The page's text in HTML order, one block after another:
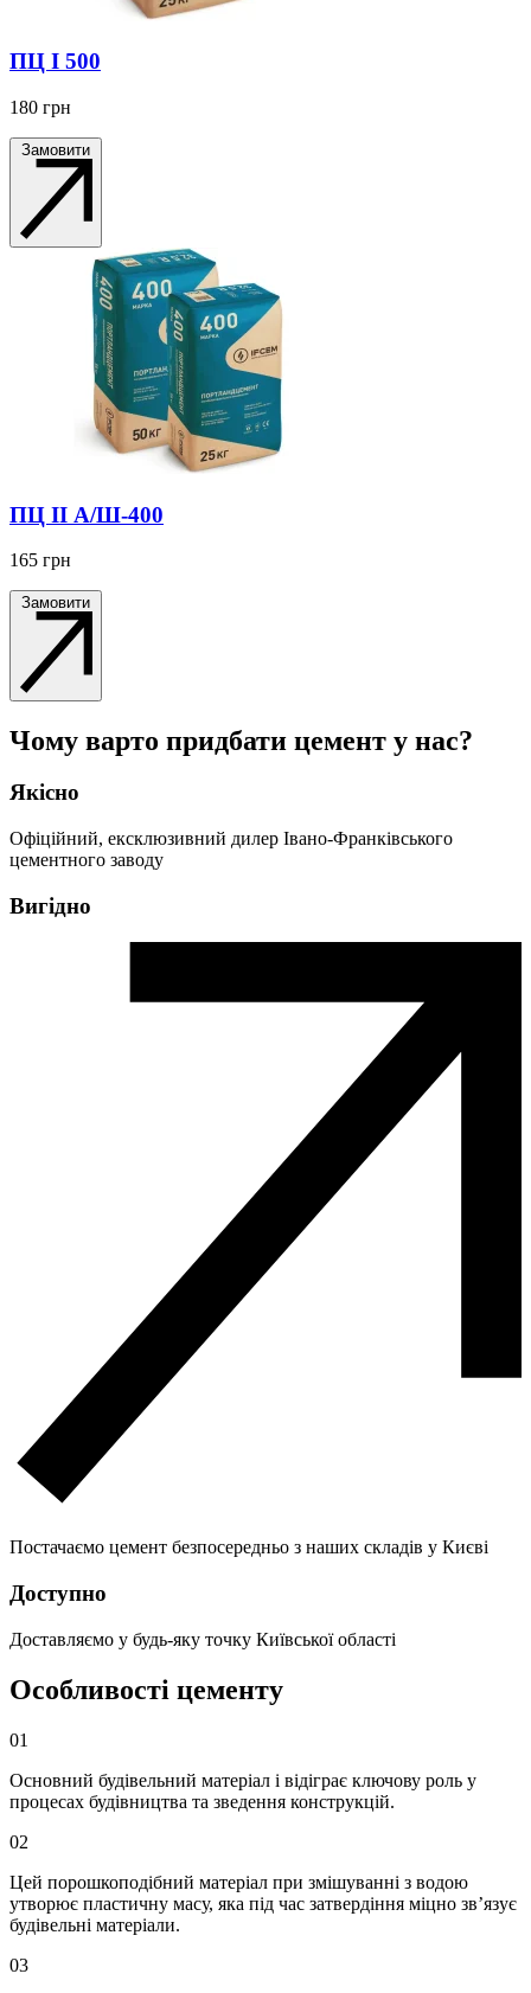
ПЦ І 500
180 грн
Замовити
ПЦ ІІ А/Ш-400
165 грн
Замовити
Чому варто придбати цемент у нас?
Якісно
Офіційний, ексклюзивний дилер Івано-Франківського
цементного заводу
Вигідно
Постачаємо цемент безпосередньо з наших складів у Києві
Доступно
Доставляємо у будь-яку точку Київської області
Особливості цементу
01
Основний будівельний матеріал і відіграє ключову роль у
процесах будівництва та зведення конструкцій.
02
Цей порошкоподібний матеріал при змішуванні з водою
утворює пластичну масу, яка під час затвердіння міцно зв’язує
будівельні матеріали.
03